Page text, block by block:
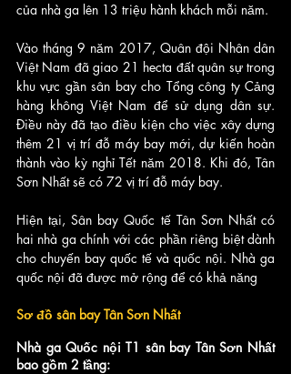
của nhà ga lên 13 triệu hành khách mỗi năm.
Vào tháng 9 năm 2017, Quân đội Nhân dân
Việt Nam đã giao 21 hecta đất quân sự trong
khu vực gần sân bay cho Tổng công ty Cảng
hàng không Việt Nam để sử dụng dân sự.
Điều này đã tạo điều kiện cho việc xây dựng
thêm 21 vị trí đỗ máy bay mới, dự kiến ​​hoàn
thành vào kỳ nghỉ Tết năm 2018. Khi đó, Tân
Sơn Nhất sẽ có 72 vị trí đỗ máy bay.
Hiện tại, Sân bay Quốc tế Tân Sơn Nhất có
hai nhà ga chính với các phần riêng biệt dành
cho chuyến bay quốc tế và quốc nội. Nhà ga
quốc nội đã được mở rộng để có khả năng
Sơ đồ sân bay Tân Sơn Nhất
Nhà ga Quốc nội T1 sân bay Tân Sơn Nhất
bao gồm 2 tầng: